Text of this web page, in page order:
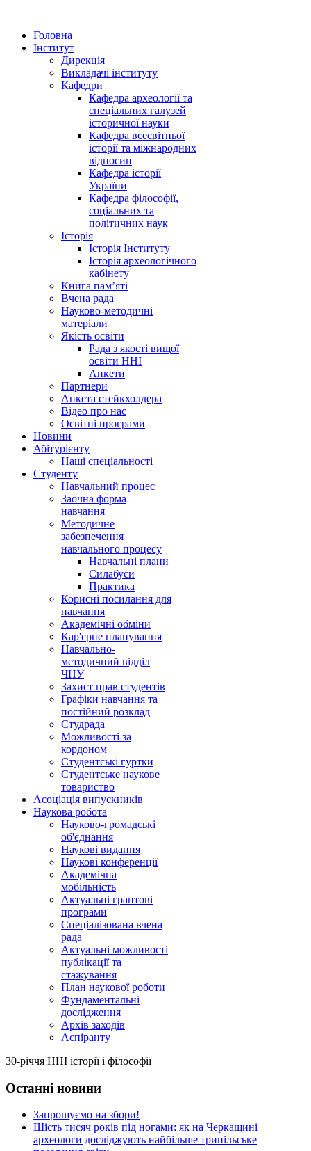
Головна
Інститут
Дирекція
Викладачі інституту
Кафедри
Кафедра археології та
спеціальних галузей
історичної науки
Кафедра всесвітньої
історії та міжнародних
відносин
Кафедра історії
України
Кафедра філософії,
соціальних та
політичних наук
Історія
Історія Інституту
Історія археологічного
кабінету
Книга памʼяті
Вчена рада
Науково-методичні
матеріали
Якість освіти
Рада з якості вищої
освіти ННІ
Анкети
Партнери
Анкета стейкхолдера
Відео про нас
Освітні програми
Hовини
Абітурієнту
Наші спеціальності
Студенту
Навчальний процес
Заочна форма
навчання
Методичне
забезпечення
навчального процесу
Навчальні плани
Силабуси
Практика
Корисні посилання для
навчання
Академічні обміни
Кар'єрне планування
Навчально-
методичний відділ
ЧНУ
Захист прав студентів
Графіки навчання та
постійний розклад
Студрада
Можливості за
кордоном
Студентські гуртки
Студентське наукове
товариство
Асоціація випускників
Наукова робота
Науково-громадські
об'єднання
Наукові видання
Наукові конференції
Академічна
мобільність
Актуальні грантові
програми
Спеціалізована вчена
рада
Актуальні можливості
публікації та
стажування
План наукової роботи
Фундаментальні
дослідження
Архів заходів
Аспіранту
30-річчя ННІ історії і філософії
Останні новини
Запрошуємо на збори!
Шість тисяч років під ногами: як на Черкащині
археологи досліджують найбільше трипільське